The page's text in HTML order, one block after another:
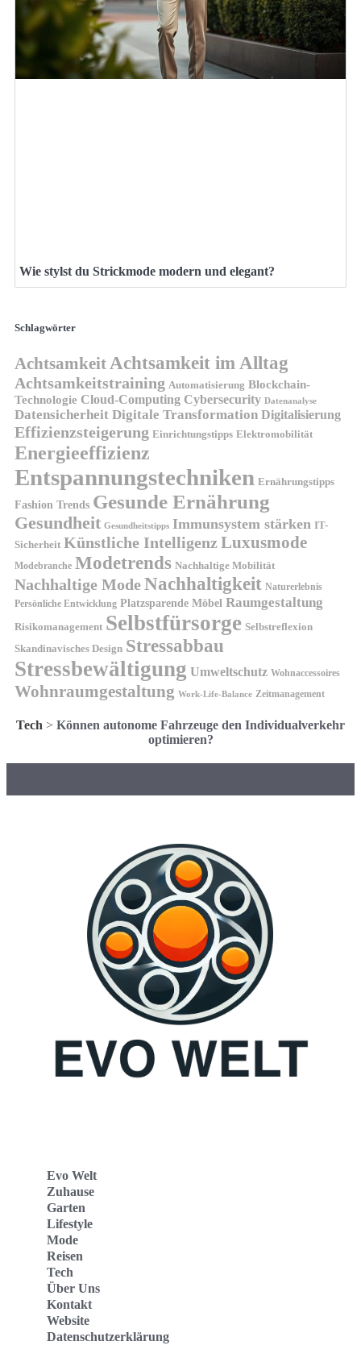
Wie stylst du Strickmode modern und elegant?
Schlagwörter
AchtsamkeitAchtsamkeit im Alltag
Achtsamkeitstraining Automatisierung Blockchain-
Technologie Cloud-Computing Cybersecurity Datenanalyse
Datensicherheit Digitale Transformation Digitalisierung
Effizienzsteigerung Einrichtungstipps Elektromobilität
Energieeffizienz
Entspannungstechniken Ernährungstipps
Fashion Trends Gesunde Ernährung
Gesundheit Gesundheitstipps Immunsystem stärken IT-
Sicherheit Künstliche IntelligenzLuxusmode
Modebranche Modetrends Nachhaltige Mobilität
Nachhaltige ModeNachhaltigkeit Naturerlebnis
Persönliche Entwicklung Platzsparende Möbel Raumgestaltung
Risikomanagement Selbstfürsorge Selbstreflexion
Skandinavisches Design Stressabbau
Stressbewältigung Umweltschutz Wohnaccessoires
Wohnraumgestaltung Work-Life-Balance Zeitmanagement
Tech > Können autonome Fahrzeuge den Individualverkehr
optimieren?
Evo Welt
Zuhause
Garten
Lifestyle
Mode
Reisen
Tech
Über Uns
Kontakt
Website
Datenschutzerklärung